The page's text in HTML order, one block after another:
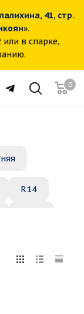
41, стр.
в спарке,
0
R14